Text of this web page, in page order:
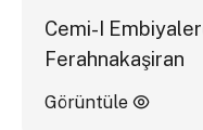
Cemi-I
Ferahnakaşiran
Görüntüle